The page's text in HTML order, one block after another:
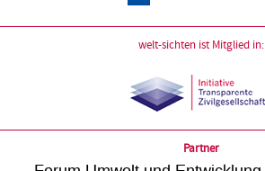
welt-sichten ist Mitglied in:
Partner